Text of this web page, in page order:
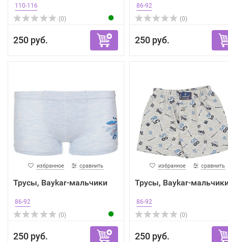
110-116
(0)
250 руб.
86-92
(0)
250 руб.
избранное сравнить
Трусы, Baykar-мальчики
86-92
(0)
250 руб.
избранное сравнить
Трусы, Baykar-
86-92
(0)
250 руб.